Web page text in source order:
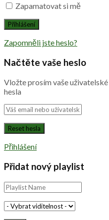
Zapamatovat si mě
Zapomněli jste heslo?
Načtěte vaše heslo
Vložte prosím vaše
hesla
Přihlášení
Přidat nový playlist